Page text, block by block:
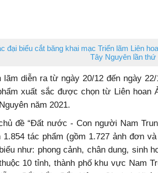
đại biểu cắt băng khai mạc Triển lãm Liên
Tây Nguyên lần thứ
lãm diễn ra từ ngày 20/12 đến ngày
xuất sắc được chọn từ Liên hoan
năm 2021.
đề “Đất nước - Con người Nam
1.854 tác phẩm (gồm 1.727 ảnh đơn
như: phong cảnh, chân dung, sinh
10 tỉnh, thành phố khu vực Nam